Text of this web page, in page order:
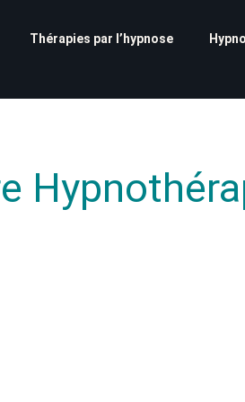
Thérapies par l’hypnose